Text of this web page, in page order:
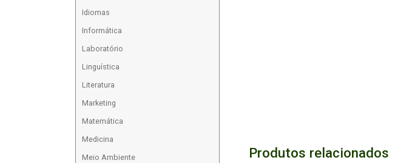
Produtos relacionados
Idiomas
Informática
Laboratório
Linguística
Literatura
Marketing
Matemática
Medicina
Meio Ambiente